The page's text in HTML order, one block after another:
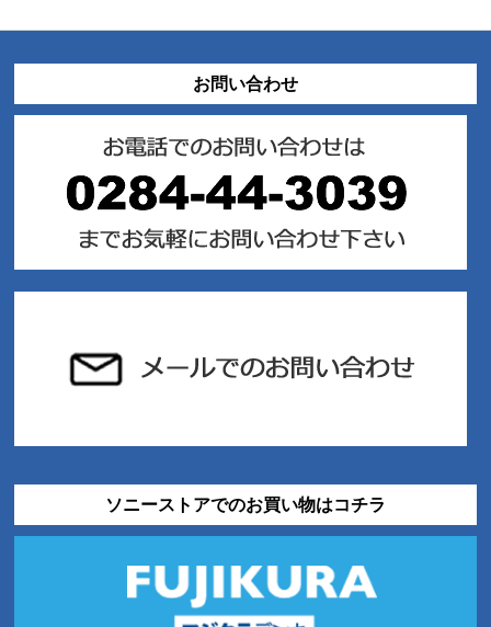
お問い合わせ
ソニーストアでのお買い物はコチラ